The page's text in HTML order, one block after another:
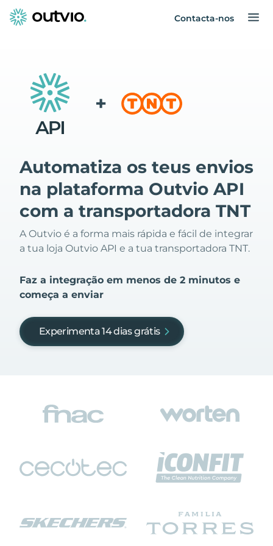
Contacta-nos
+
Automatiza os teus envios
na plataforma Outvio API
com a transportadora TNT
A Outvio é a forma mais rápida e fácil de integrar
a tua loja Outvio API e a tua transportadora TNT.
Faz a integração em menos de 2 minutos e
começa a enviar
Experimenta 14 dias grátis